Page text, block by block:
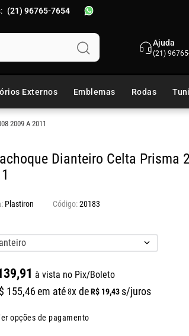
(21) 96765-7654
Ajuda
(21)
Externos Emblemas Rodas
2009 A 2011
Dianteiro Celta Prisma
Plastiron 20183
,91 à vista no Pix/Boleto
155,46em até8x deR$ 19,43 s/juros
opções de pagamento